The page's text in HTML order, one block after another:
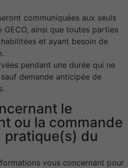
communiquées aux seuls
GECO, ainsi que toutes parties
et ayant besoin de
pendant une durée qui ne
demande anticipée de
le
ou la commande
du
vous concernant pour